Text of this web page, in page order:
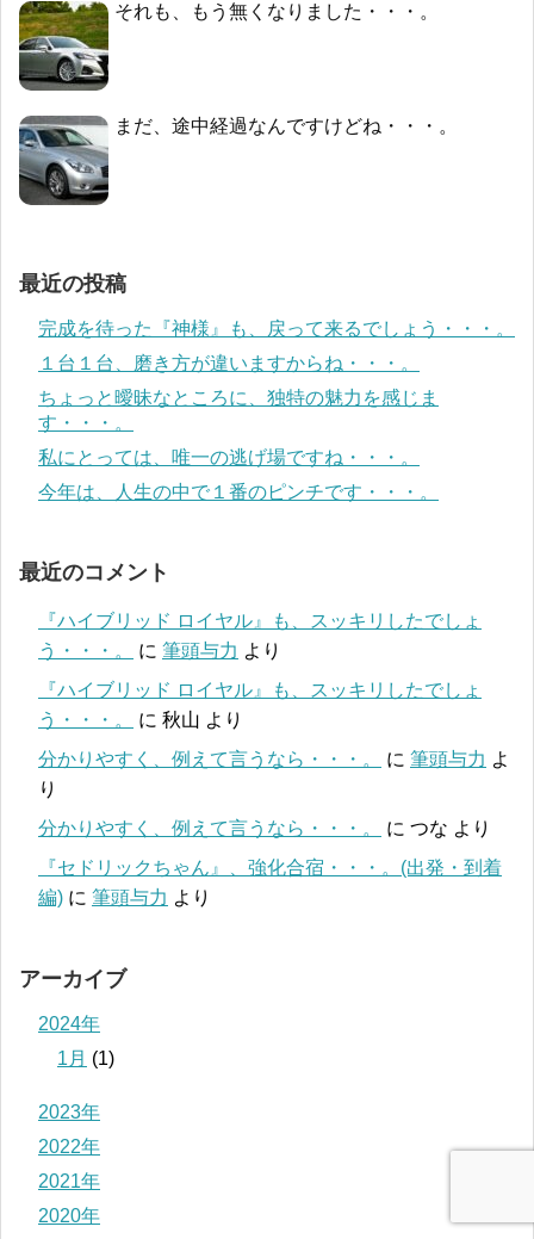
それも、もう無くなりました・・・。
まだ、途中経過なんですけどね・・・。
最近の投稿
完成を待った『神様』も、戻って来るでしょう・・・。
１台１台、磨き方が違いますからね・・・。
ちょっと曖昧なところに、独特の魅力を感じま
す・・・。
私にとっては、唯一の逃げ場ですね・・・。
今年は、人生の中で１番のピンチです・・・。
最近のコメント
『ハイブリッド ロイヤル』も、スッキリしたでしょ
う・・・。
に 筆頭与力 より
『ハイブリッド ロイヤル』も、スッキリしたでしょ
う・・・。
に 秋山 より
分かりやすく、例えて言うなら・・・。
に 筆頭与力 よ
り
分かりやすく、例えて言うなら・・・。
に つな より
『セドリックちゃん』、強化合宿・・・。(出発・到着
編) に 筆頭与力 より
アーカイブ
2024年
1月 (1)
2023年
2022年
2021年
2020年